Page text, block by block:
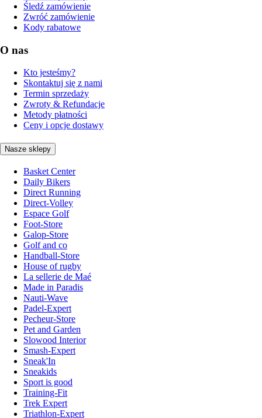
Śledź zamówienie
Zwróć zamówienie
Kody rabatowe
O nas
Kto jesteśmy?
Skontaktuj się z nami
Termin sprzedaży
Zwroty & Refundacje
Metody płatności
Ceny i opcje dostawy
Nasze sklepy
Basket Center
Daily Bikers
Direct Running
Direct-Volley
Espace Golf
Foot-Store
Galop-Store
Golf and co
Handball-Store
House of rugby
La sellerie de Maé
Made in Paradis
Nauti-Wave
Padel-Expert
Pecheur-Store
Pet and Garden
Slowood Interior
Smash-Expert
Sneak'In
Sneakids
Sport is good
Training-Fit
Trek Expert
Triathlon-Expert